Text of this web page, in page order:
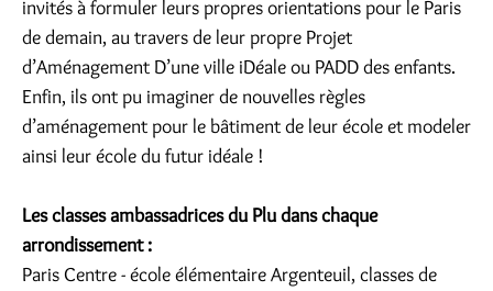
invités à formuler leurs propres orientations pour le Paris
de demain, au travers de leur propre Projet
d’Aménagement D’une ville iDéale ou PADD des enfants.
Enfin, ils ont pu imaginer de nouvelles règles
d’aménagement pour le bâtiment de leur école et modeler
ainsi leur école du futur idéale !
Les classes ambassadrices du Plu dans chaque
arrondissement :
Paris Centre - école élémentaire Argenteuil, classes de